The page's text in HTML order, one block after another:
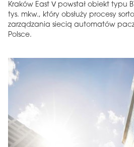
Kraków East V powstał obiekt typu
tys. mkw., który obsłuży procesy
zarządzania siecią automatów
Polsce.